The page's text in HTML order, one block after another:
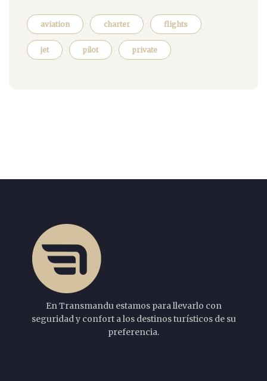
aviation charter flights
jet pilot private
En Transmandu estamos para llevarlo con
seguridad y confort a los destinos turísticos de su
preferencia.